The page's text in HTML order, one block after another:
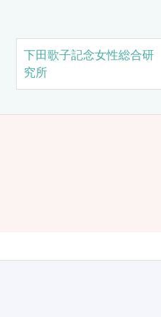
下田歌子記念女性総合研
究所